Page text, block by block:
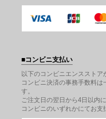
コンビニ支払い
以下のコンビニエンスストア
コンビニ決済の事務手数料は
す。
ご注文日の翌日から4日以内
コンビニのいずれかにてお支